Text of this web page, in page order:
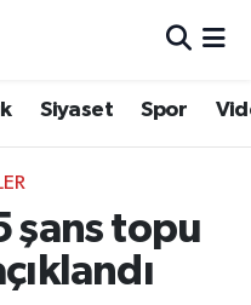
Siyaset Spor
şans topu